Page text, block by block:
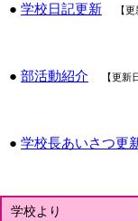
● 学校日記更新 【
● 部活動紹介 【更新
● 学校長あいさつ更
学校より